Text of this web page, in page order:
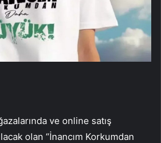
ve online satış
olan “İnancım Korkumdan